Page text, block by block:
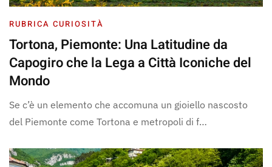
RUBRICA CURIOSITÀ
Tortona, Piemonte: Una Latitudine da
Capogiro che la Lega a Città Iconiche del
Mondo
Se c’è un elemento che accomuna un gioiello nascosto
del Piemonte come Tortona e metropoli di f…